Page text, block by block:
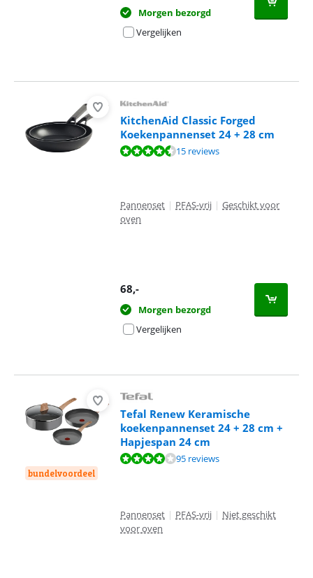
Morgen bezorgd
Vergelijken
KitchenAid Classic Forged
Koekenpannenset 24 + 28 cm
Beoordeling is 9,1 van de 10, gebaseerd op 15 reviews.
15 reviews
Pannenset | PFAS-vrij | Geschikt voor
oven
68,-
Morgen bezorgd
Vergelijken
bundelvoordeel
Tefal Renew Keramische
koekenpannenset 24 + 28 cm +
Hapjespan 24 cm
Beoordeling is 8,4 van de 10, gebaseerd op 95 reviews.
95 reviews
Pannenset | PFAS-vrij | Niet geschikt
voor oven